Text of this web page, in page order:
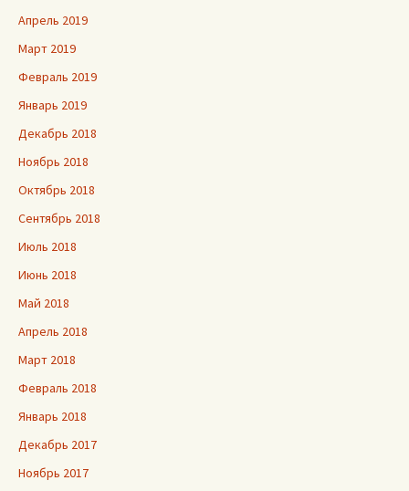
Апрель 2019
Март 2019
Февраль 2019
Январь 2019
Декабрь 2018
Ноябрь 2018
Октябрь 2018
Сентябрь 2018
Июль 2018
Июнь 2018
Май 2018
Апрель 2018
Март 2018
Февраль 2018
Январь 2018
Декабрь 2017
Ноябрь 2017